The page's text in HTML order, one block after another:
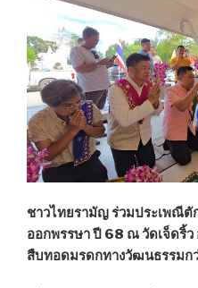
ชาวไทยรามัญ ร่วมประเพณีตั
ออกพรรษา ปี 68 ณ วัดเจ็ดริ้
สืบทอดมรดกทางวัฒนธรรมก